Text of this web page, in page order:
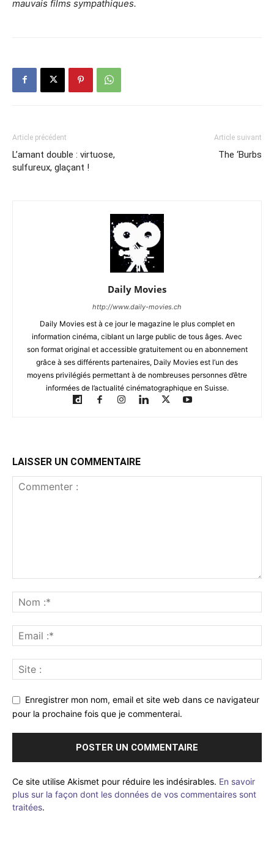
mauvais films sympathiques.
Article précédent
L’amant double : virtuose,
sulfureux, glaçant !
Article suivant
The ‘Burbs
Daily Movies
http://www.daily-movies.ch
Daily Movies est à ce jour le magazine le plus complet en
information cinéma, ciblant un large public de tous âges. Avec
son format original et accessible gratuitement ou en abonnement
grâce à ses différents partenaires, Daily Movies est l’un des
moyens privilégiés permettant à de nombreuses personnes d’être
informées de l’actualité cinématographique en Suisse.
LAISSER UN COMMENTAIRE
Enregistrer mon nom, email et site web dans ce navigateur
pour la prochaine fois que je commenterai.
Ce site utilise Akismet pour réduire les indésirables. En savoir
plus sur la façon dont les données de vos commentaires sont
traitées.